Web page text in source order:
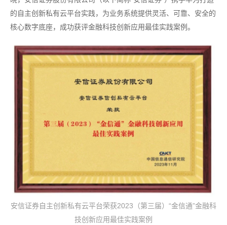
的自主创新私有云平台实践，为业务系统提供灵活、可靠、安全的
核心数字底座，成功获评金融科技创新应用最佳实践案例。
安信证券自主创新私有云平台荣获2023（第三届）“金信通”金融科
技创新应用最佳实践案例